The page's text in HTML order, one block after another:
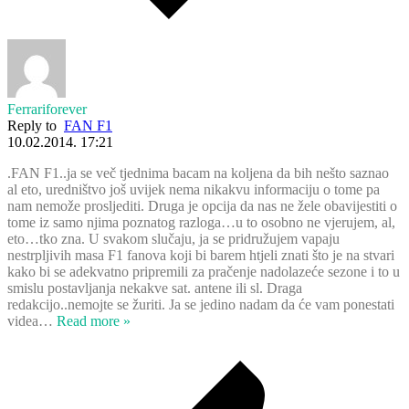
Ferrariforever
Reply to FAN F1
10.02.2014. 17:21
.FAN F1..ja se več tjednima bacam na koljena da bih nešto saznao
al eto, uredništvo još uvijek nema nikakvu informaciju o tome pa
nam nemože prosljediti. Druga je opcija da nas ne žele obavijestiti o
tome iz samo njima poznatog razloga…u to osobno ne vjerujem, al,
eto…tko zna. U svakom slučaju, ja se pridružujem vapaju
nestrpljivih masa F1 fanova koji bi barem htjeli znati što je na stvari
kako bi se adekvatno pripremili za pračenje nadolazeće sezone i to u
smislu postavljanja nekakve sat. antene ili sl. Draga
redakcijo..nemojte se žuriti. Ja se jedino nadam da će vam ponestati
videa… Read more »